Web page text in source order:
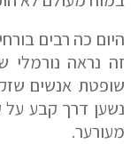
היום כה רבים
זה נראה נורמלי
שופטת אנשים
נשען דרך קבע על
מעורער.